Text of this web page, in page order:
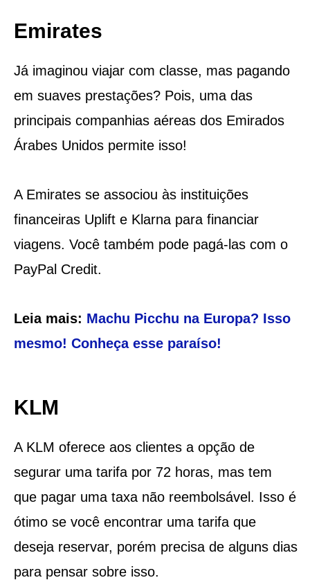
Emirates
Já imaginou viajar com classe, mas pagando
em suaves prestações? Pois, uma das
principais companhias aéreas dos Emirados
Árabes Unidos permite isso!
A Emirates se associou às instituições
financeiras Uplift e Klarna para financiar
viagens. Você também pode pagá-las com o
PayPal Credit.
Leia mais: Machu Picchu na Europa? Isso
mesmo! Conheça esse paraíso!
KLM
A KLM oferece aos clientes a opção de
segurar uma tarifa por 72 horas, mas tem
que pagar uma taxa não reembolsável. Isso é
ótimo se você encontrar uma tarifa que
deseja reservar, porém precisa de alguns dias
para pensar sobre isso.